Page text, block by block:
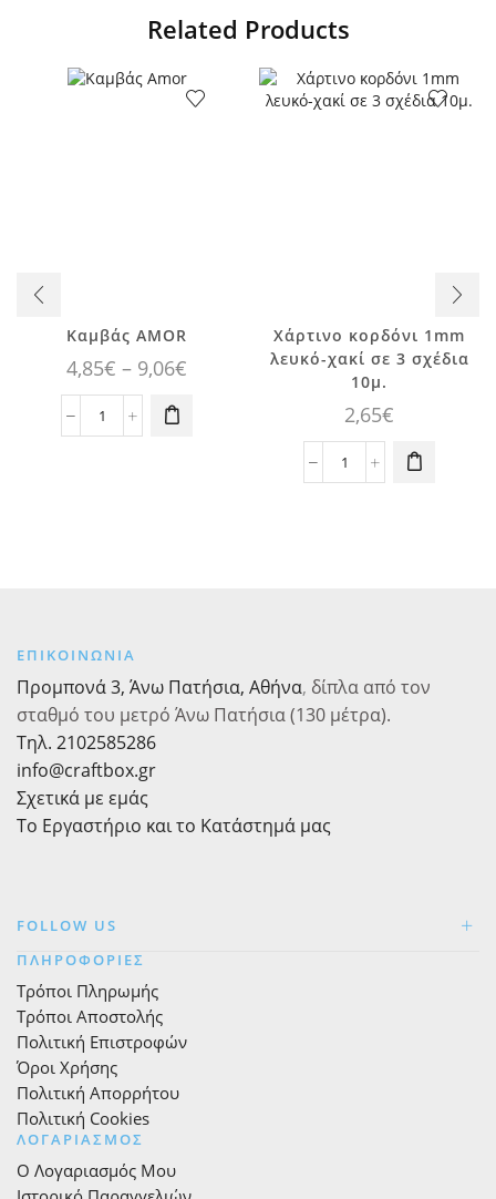
Related Products
Καμβάς AMOR
4,85€ – 9,06€
Καμβάς
προϊόν έχει
πολλαπλές
παραλλαγές.
μπορούν να
Xάρτινο κορδόνι 1mm
λευκό-χακί σε 3 σχέδια
10μ.
2,65€
Xάρτινο
ποσότητα
ΕΠΙΚΟΙΝΩΝΙΑ
Προμπονά 3, Άνω Πατήσια, Αθήνα, δίπλα από τον
σταθμό του μετρό Άνω Πατήσια (130 μέτρα).
Τηλ. 2102585286
info@craftbox.gr
Σχετικά με εμάς
Το Εργαστήριο και το Κατάστημά μας
FOLLOW US
ΠΛΗΡΟΦΟΡΙΕΣ
Τρόποι Πληρωμής
Τρόποι Αποστολής
Πολιτική Επιστροφών
Όροι Χρήσης
Πολιτική Απορρήτου
Πολιτική Cookies
ΛΟΓΑΡΙΑΣΜΟΣ
Ο Λογαριασμός Μου